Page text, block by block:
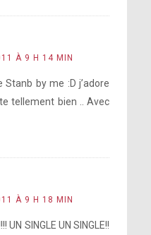
À 9 H 14 MIN
Stanb by me :D j’adore
tellement bien .. Avec
À 9 H 18 MIN
UN SINGLE UN SINGLE!!